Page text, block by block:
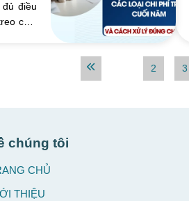
điều
cuối
2 3
chúng tôi
CHỦ
THIỆU